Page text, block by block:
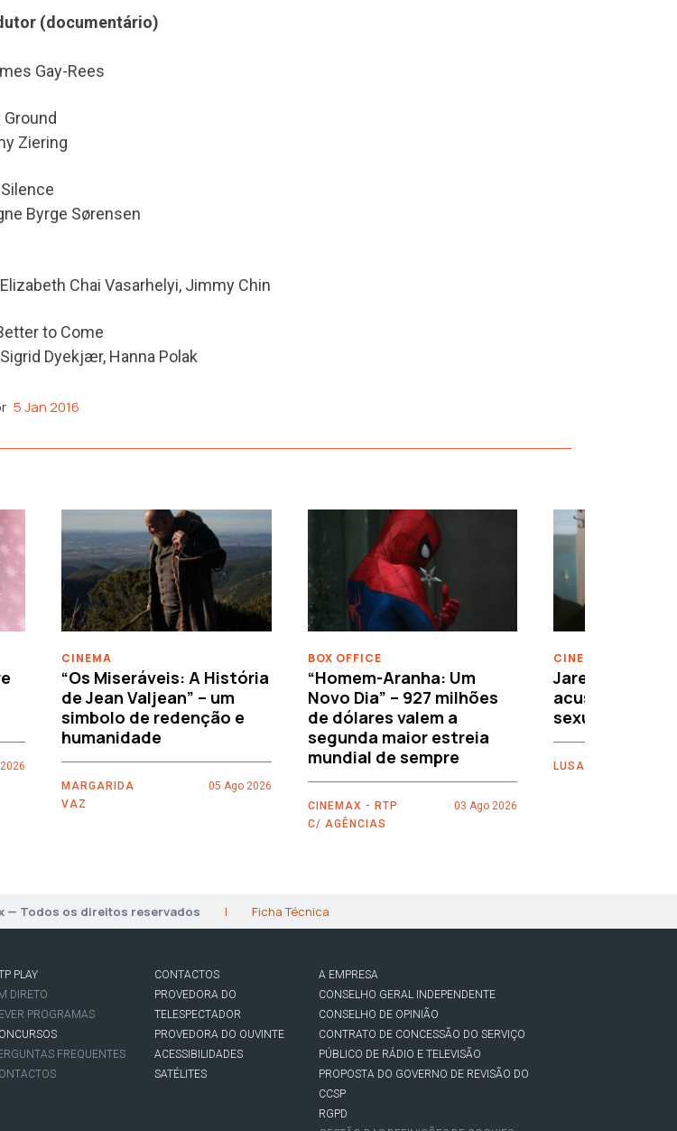
(documentário)
Gay-Rees
Ziering
Byrge Sørensen
Chai Vasarhelyi, Jimmy Chin
to Come
Dyekjær, Hanna Polak
5 Jan 2016
CINEMA
“Os Miseráveis: A História
de Jean Valjean” – um
simbolo de redenção e
humanidade
MARGARIDA
VAZ
05 Ago 2026
BOX OFFICE
“Homem-Aranha: Um
Novo Dia” – 927 milhões
de dólares valem a
segunda maior estreia
mundial de sempre
CINEMAX - RTP
C/ AGÊNCIAS
03 Ago 2026
CINEMA
Jared Leto
acusações de
sexuais
LUSA
— Todos os direitos reservados | Ficha Técnica
PLAY
DIRETO
PROGRAMAS
FREQUENTES
CONTACTOS
PROVEDORA DO
TELESPECTADOR
PROVEDORA DO OUVINTE
ACESSIBILIDADES
SATÉLITES
A EMPRESA
CONSELHO GERAL INDEPENDENTE
CONSELHO DE OPINIÃO
CONTRATO DE CONCESSÃO DO SERVIÇO
PÚBLICO DE RÁDIO E TELEVISÃO
PROPOSTA DO GOVERNO DE REVISÃO DO
CCSP
RGPD